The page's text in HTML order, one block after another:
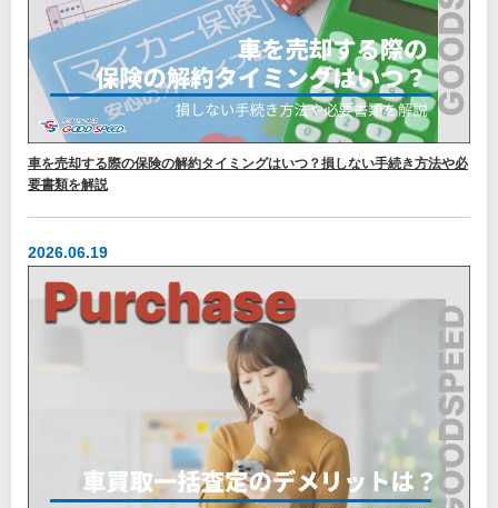
車を売却する際の保険の解約タイミングはいつ？損しない手続き方法や必
要書類を解説
2026.06.19